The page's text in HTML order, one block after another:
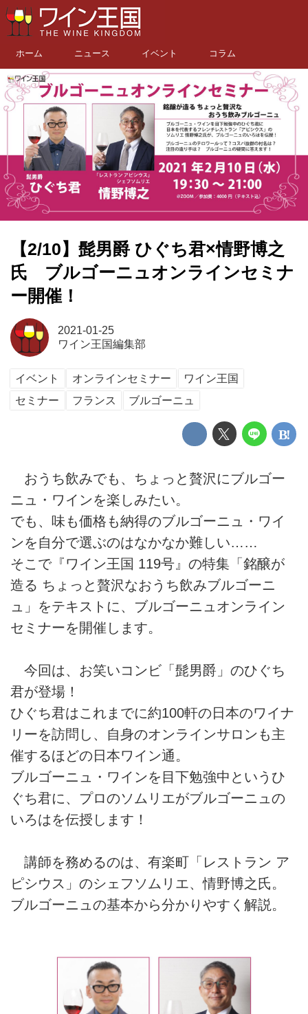
ホーム ニュース イベント コラム
【2/10】髭男爵 ひぐち君×情野博之
氏 ブルゴーニュオンラインセミナ
ー開催！
2021-01-25
ワイン王国編集部
イベント オンラインセミナー
ワイン王国
セミナー
フランス ブルゴーニュ
おうち飲みでも、ちょっと贅沢にブルゴー
ニュ・ワインを楽しみたい。
でも、味も価格も納得のブルゴーニュ・ワイ
ンを自分で選ぶのはなかなか難しい……
そこで『ワイン王国 119号』の特集「銘醸が
造る ちょっと贅沢なおうち飲みブルゴーニ
ュ」をテキストに、ブルゴーニュオンライン
セミナーを開催します。
今回は、お笑いコンビ「髭男爵」のひぐち
君が登場！
ひぐち君はこれまでに約100軒の日本のワイナ
リーを訪問し、自身のオンラインサロンも主
催するほどの日本ワイン通。
ブルゴーニュ・ワインを目下勉強中というひ
ぐち君に、プロのソムリエがブルゴーニュの
いろはを伝授します！
講師を務めるのは、有楽町「レストラン ア
ピシウス」のシェフソムリエ、情野博之氏。
ブルゴーニュの基本から分かりやすく解説。